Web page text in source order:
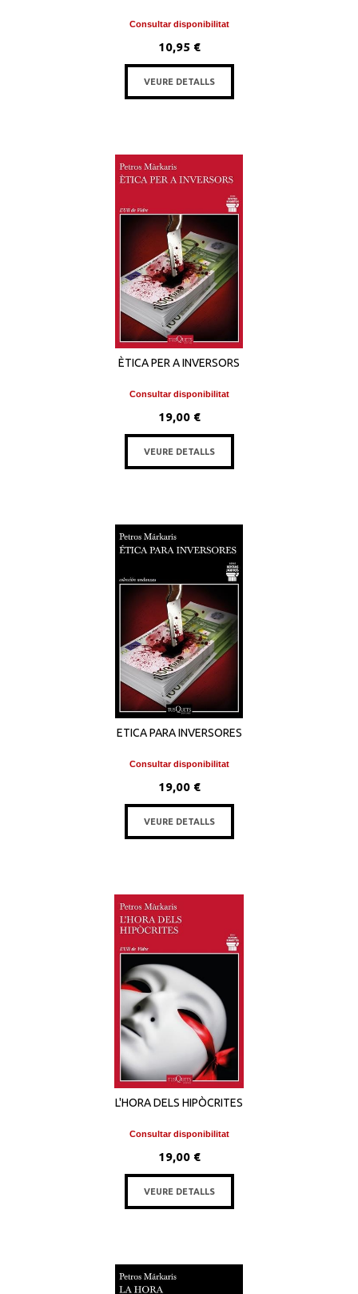
Consultar disponibilitat
10,95 €
VEURE DETALLS
ÈTICA PER A INVERSORS
Consultar disponibilitat
19,00 €
VEURE DETALLS
ETICA PARA INVERSORES
Consultar disponibilitat
19,00 €
VEURE DETALLS
L'HORA DELS HIPÒCRITES
Consultar disponibilitat
19,00 €
VEURE DETALLS